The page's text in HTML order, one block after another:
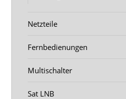
Netzteile
Fernbedienungen
Multischalter
Sat LNB